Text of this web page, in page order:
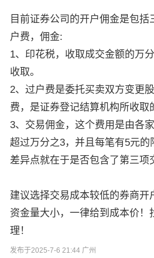
目前证券公司的开户佣金是包
户费，佣金:
1、印花税，收取成交金额的万
收取。
2、过户费是委托买卖双方变更
费，是证券登记结算机构所收取
3、交易佣金，这个费用是由各
超过万分之3，并且每笔有5元的
差异点就在于是否包含了第三项
建议选择交易成本较低的券商开
资金量大小，一律给到成本价！
理！
发布于2025-7-6 21:44 广州